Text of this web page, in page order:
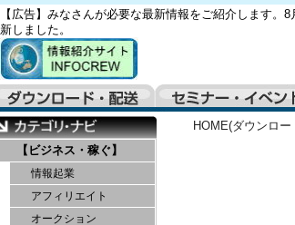
【広告】みなさんが必要な最新情報をご紹介します。8
新しました。
【ビジネス・稼ぐ】
情報起業
アフィリエイト
オークション
HOME(ダウンロー